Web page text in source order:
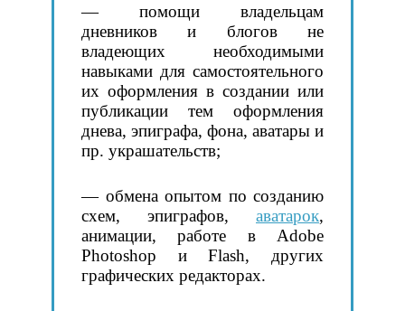
— помощи владельцам
дневников и блогов не
владеющих необходимыми
навыками для самостоятельного
их оформления в создании или
публикации тем оформления
днева, эпиграфа, фона, аватары и
пр. украшательств;
— обмена опытом по созданию
схем, эпиграфов, аватарок,
анимации, работе в Adobe
Photoshop и Flash, других
графических редакторах.